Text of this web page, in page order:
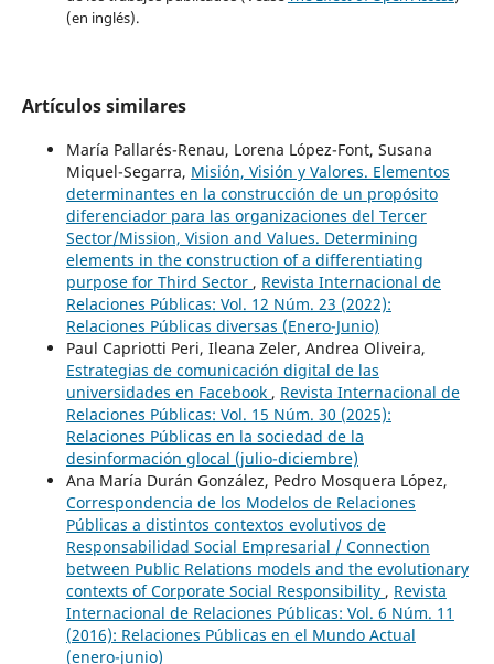
(en inglés).
Artículos similares
María Pallarés-Renau, Lorena López-Font, Susana
Miquel-Segarra, Misión, Visión y Valores. Elementos
determinantes en la construcción de un propósito
diferenciador para las organizaciones del Tercer
Sector/Mission, Vision and Values. Determining
elements in the construction of a differentiating
purpose for Third Sector , Revista Internacional de
Relaciones Públicas: Vol. 12 Núm. 23 (2022):
Relaciones Públicas diversas (Enero-Junio)
Paul Capriotti Peri, Ileana Zeler, Andrea Oliveira,
Estrategias de comunicación digital de las
universidades en Facebook , Revista Internacional de
Relaciones Públicas: Vol. 15 Núm. 30 (2025):
Relaciones Públicas en la sociedad de la
desinformación glocal (julio-diciembre)
Ana María Durán González, Pedro Mosquera López,
Correspondencia de los Modelos de Relaciones
Públicas a distintos contextos evolutivos de
Responsabilidad Social Empresarial / Connection
between Public Relations models and the evolutionary
contexts of Corporate Social Responsibility , Revista
Internacional de Relaciones Públicas: Vol. 6 Núm. 11
(2016): Relaciones Públicas en el Mundo Actual
(enero-junio)